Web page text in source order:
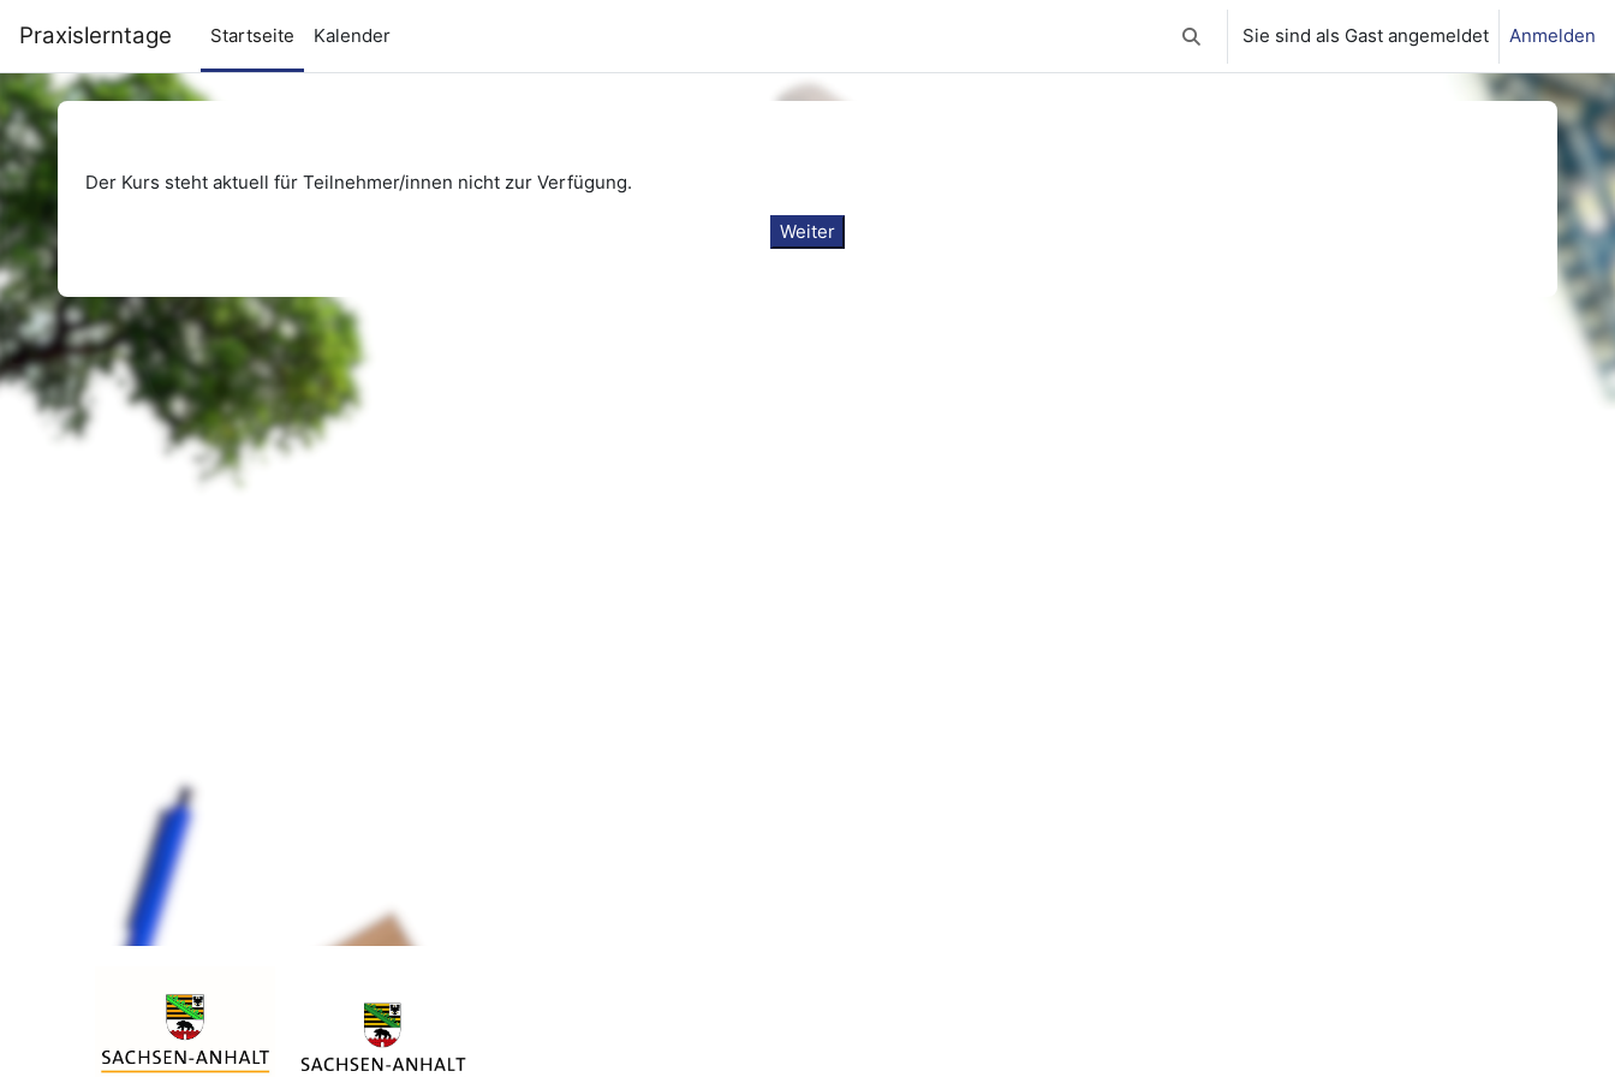
Praxislerntage Startseite Kalender Sucheingabe umschalten
Sie sind als Gast angemeldet Anmelden
Der Kurs steht aktuell für Teilnehmer/innen nicht zur Verfügung.
Weiter